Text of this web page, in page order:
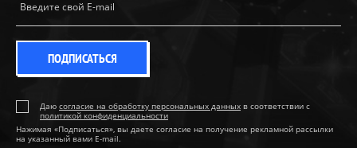
ПОДПИСАТЬСЯ
Даю согласие на обработку персональных данных в соответствии с
политикой конфиденциальности
Нажимая «Подписаться», вы даете согласие на получение рекламной рассылки
на указанный вами E-mail.